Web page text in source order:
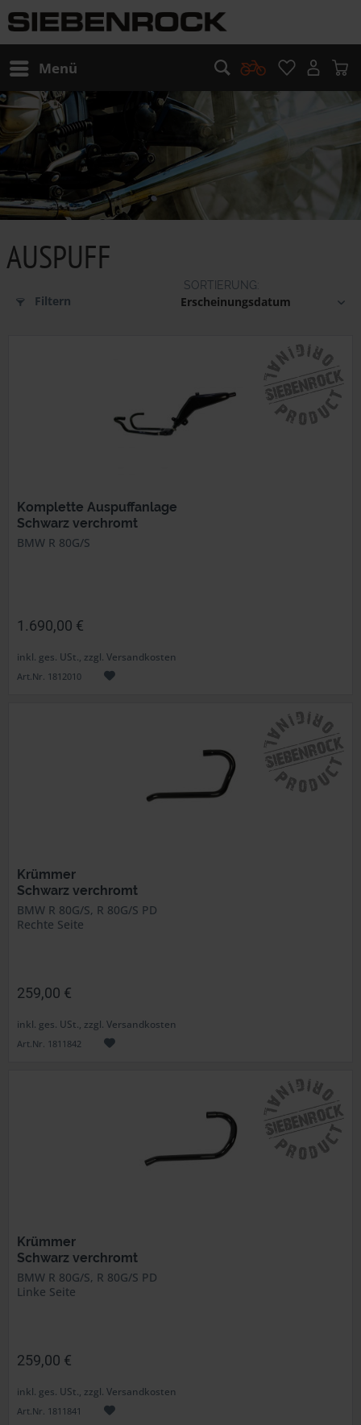
Menü
AUSPUFF
Filtern
Komplette Auspuffanlage
Schwarz verchromt
BMW R 80G/S
1.690,00 €
inkl. ges. USt., zzgl. Versandkosten
Art.Nr. 1812010
Krümmer
Schwarz verchromt
BMW R 80G/S, R 80G/S PD
Rechte Seite
259,00 €
inkl. ges. USt., zzgl. Versandkosten
Art.Nr. 1811842
Krümmer
Schwarz verchromt
BMW R 80G/S, R 80G/S PD
Linke Seite
259,00 €
inkl. ges. USt., zzgl. Versandkosten
Art.Nr. 1811841